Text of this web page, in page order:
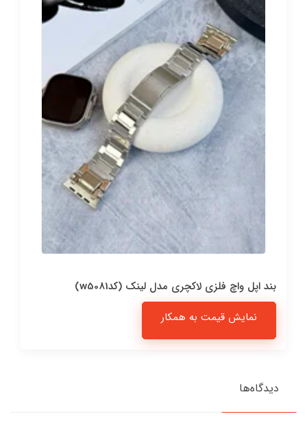
بند اپل واچ فلزی لاکچری مدل لینک (کدw5081)
نمایش قیمت به همکار
دیدگاه‌ها